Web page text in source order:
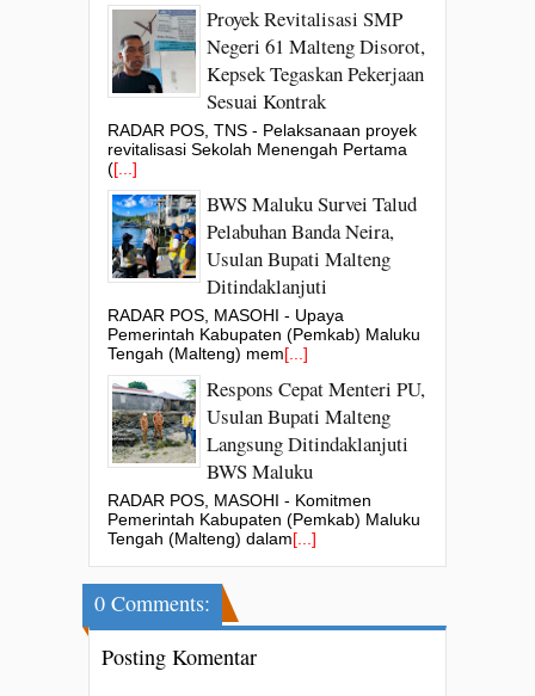
Proyek Revitalisasi SMP
Negeri 61 Malteng Disorot,
Kepsek Tegaskan Pekerjaan
Sesuai Kontrak
RADAR POS, TNS - Pelaksanaan proyek
revitalisasi Sekolah Menengah Pertama
([...]
BWS Maluku Survei Talud
Pelabuhan Banda Neira,
Usulan Bupati Malteng
Ditindaklanjuti
RADAR POS, MASOHI - Upaya
Pemerintah Kabupaten (Pemkab) Maluku
Tengah (Malteng) mem[...]
Respons Cepat Menteri PU,
Usulan Bupati Malteng
Langsung Ditindaklanjuti
BWS Maluku
RADAR POS, MASOHI - Komitmen
Pemerintah Kabupaten (Pemkab) Maluku
Tengah (Malteng) dalam[...]
0 Comments:
Posting Komentar